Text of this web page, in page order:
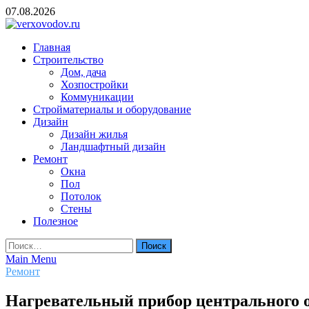
Skip
to
07.08.2026
verxovodov.ru
Ремонт и строительство
Главная
Строительство
Дом, дача
Хозпостройки
Коммуникации
Стройматериалы и оборудование
Дизайн
Дизайн жилья
Ландшафтный дизайн
Ремонт
Окна
Пол
Потолок
Стены
Полезное
Найти:
Main Menu
Ремонт
Нагревательный прибор центрального